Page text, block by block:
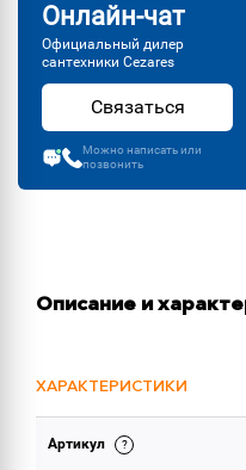
Онлайн-чат
Официальный дилер
сантехники Cezares
Связаться
Можно написать или
позвонить
Описание и
ХАРАКТЕРИСТИКИ
ИНСТРУКЦИИ И
Артикул